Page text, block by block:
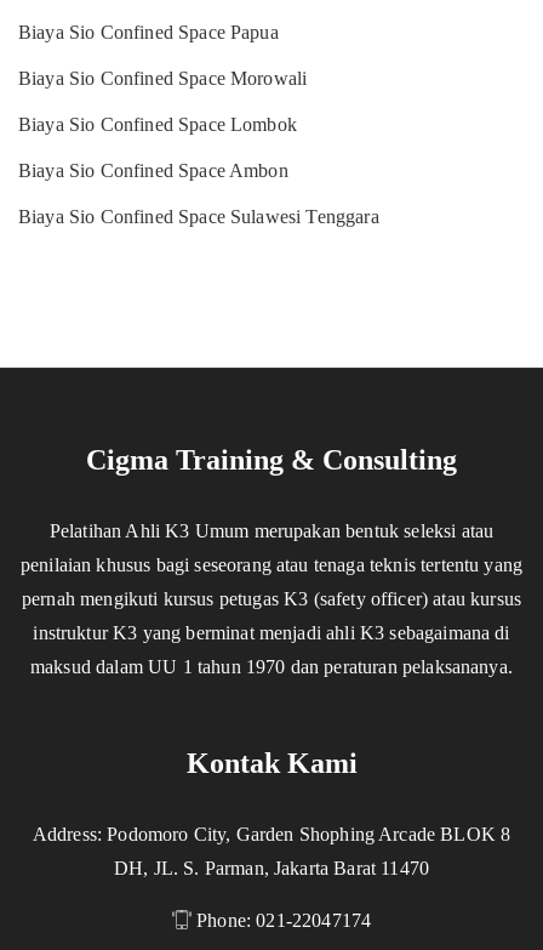
Biaya Sio Confined Space Papua
Biaya Sio Confined Space Morowali
Biaya Sio Confined Space Lombok
Biaya Sio Confined Space Ambon
Biaya Sio Confined Space Sulawesi Tenggara
Cigma Training & Consulting
Pelatihan Ahli K3 Umum merupakan bentuk seleksi atau
penilaian khusus bagi seseorang atau tenaga teknis tertentu yang
pernah mengikuti kursus petugas K3 (safety officer) atau kursus
instruktur K3 yang berminat menjadi ahli K3 sebagaimana di
maksud dalam UU 1 tahun 1970 dan peraturan pelaksananya.
Kontak Kami
Address: Podomoro City, Garden Shophing Arcade BLOK 8
DH, JL. S. Parman, Jakarta Barat 11470
Phone: 021-22047174